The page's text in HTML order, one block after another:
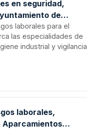
en seguridad,
de
laborales para el
las especialidades de
industrial y vigilancia
sanitaria en aspectos
establecidos en
laborales,
Aparcamientos